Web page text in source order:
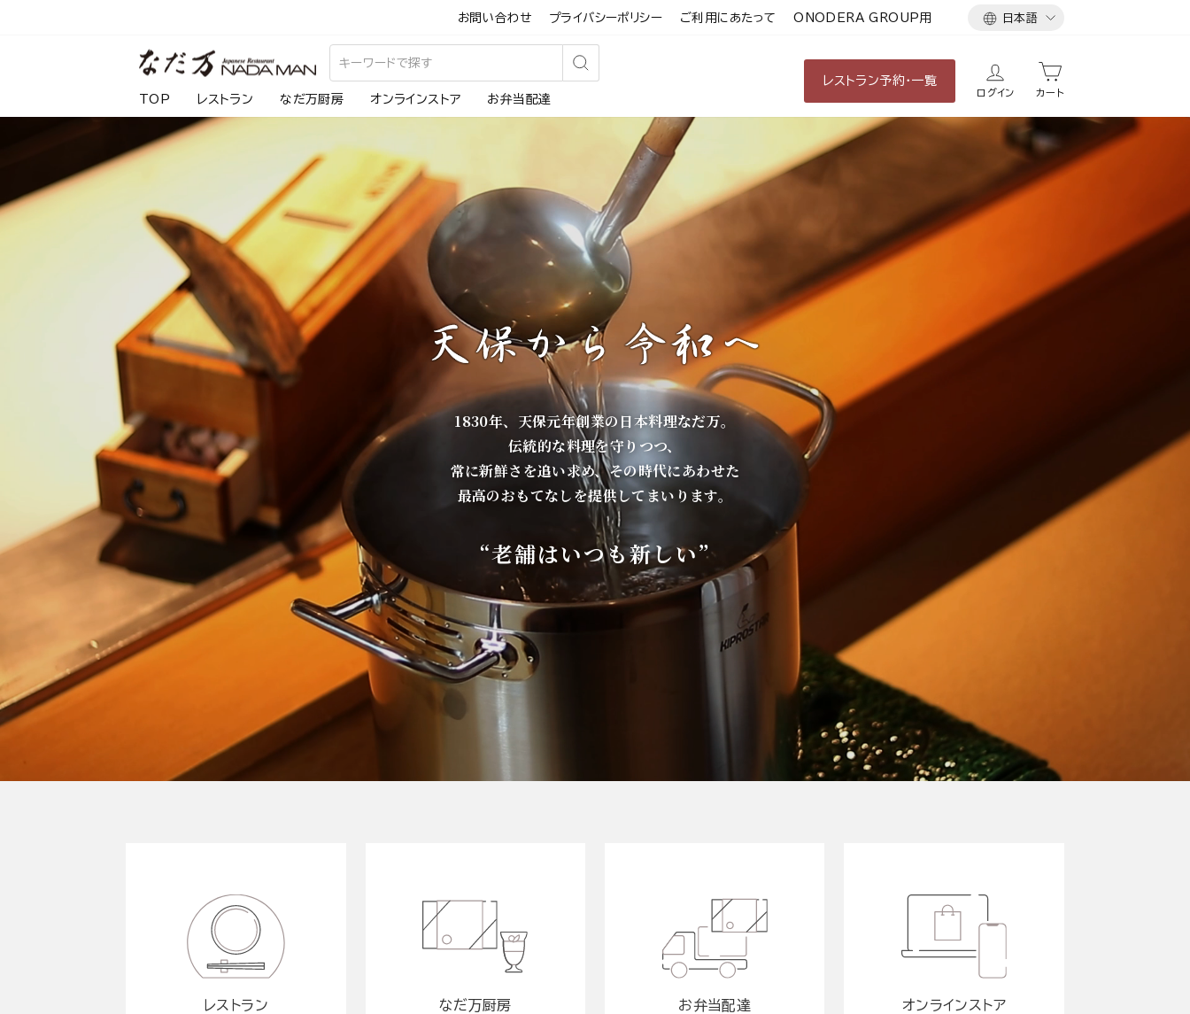
テ
お問い合わせ プライバシーポリシー ご利用にあたって ONODERA GROUP用
言
日本語
な
だ
検
す
TOP レストラン なだ万厨房 オンラインストア お弁当配達
レストラン予約・一覧
ログイン カート
1830年、天保元年創業の日本料理なだ万。
伝統的な料理を守りつつ、
常に新鮮さを追い求め、その時代にあわせた
最高のおもてなしを提供してまいります。
“老舗はいつも新しい”
レストラン なだ万厨房 お弁当配達 オンラインストア